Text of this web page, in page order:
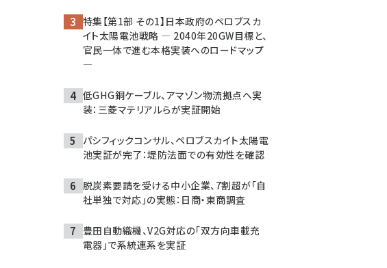
特集【第1部 その1】日本政府のペロブスカ
イト太陽電池戦略 ― 2040年20GW目標と、
官民一体で進む本格実装へのロードマップ
―
低GHG銅ケーブル、アマゾン物流拠点へ実
装：三菱マテリアルらが実証開始
パシフィックコンサル、ペロブスカイト太陽電
池実証が完了：堤防法面での有効性を確認
脱炭素要請を受ける中小企業、7割超が「自
社単独で対応」の実態：日商・東商調査
豊田自動織機、V2G対応の「双方向車載充
電器」で系統連系を実証